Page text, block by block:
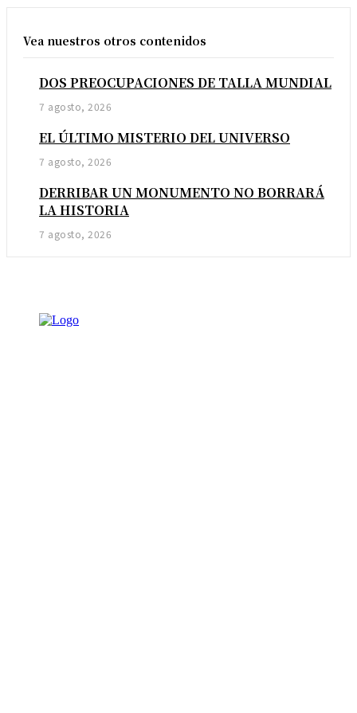
Vea nuestros otros contenidos
DOS PREOCUPACIONES DE TALLA MUNDIAL
7 agosto, 2026
EL ÚLTIMO MISTERIO DEL UNIVERSO
7 agosto, 2026
DERRIBAR UN MONUMENTO NO BORRARÁ
LA HISTORIA
7 agosto, 2026